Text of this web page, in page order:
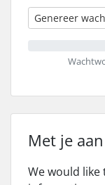
Genereer
Met je
We would like